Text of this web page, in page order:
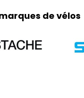
part. Pour
Adresse
de vélos